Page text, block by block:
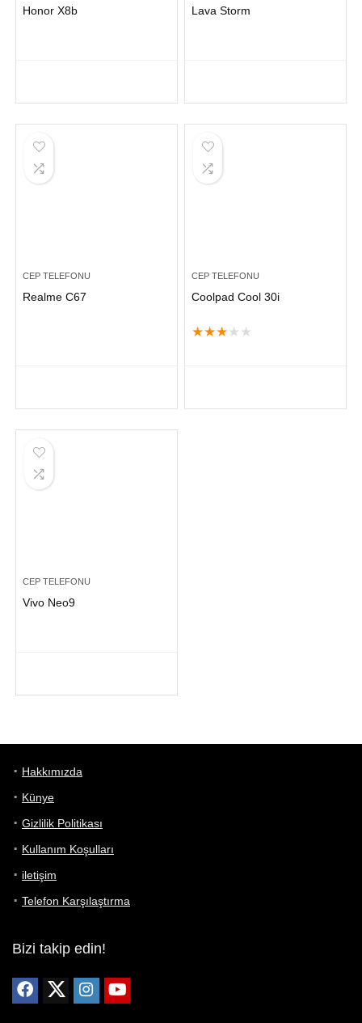
Honor X8b Lava Storm
CEP TELEFONU
Realme C67
CEP TELEFONU
Coolpad Cool 30i
★★★ ★ ★
CEP TELEFONU
Vivo Neo9
Hakkımızda
Künye
Gizlilik Politikası
Kullanım Koşulları
iletişim
Telefon Karşılaştırma
Bizi takip edin!